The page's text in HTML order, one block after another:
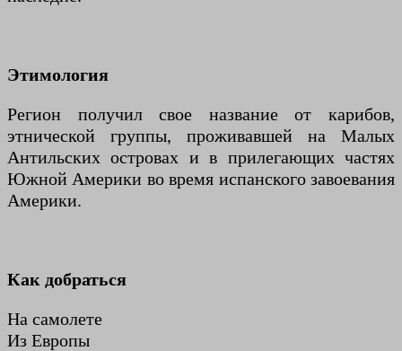
Этимология
Регион получил свое название от карибов,
этнической группы, проживавшей на Малых
Антильских островах и в прилегающих частях
Южной Америки во время испанского завоевания
Америки.
Как добраться
На самолете
Из Европы